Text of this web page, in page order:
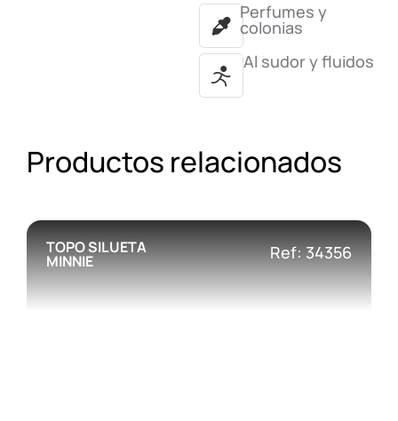
Perfumes y
colonias
Al sudor y fluidos
Productos relacionados
TOPO SILUETA
MINNIE Ref: 34356